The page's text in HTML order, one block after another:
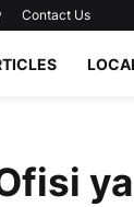
Contact Us